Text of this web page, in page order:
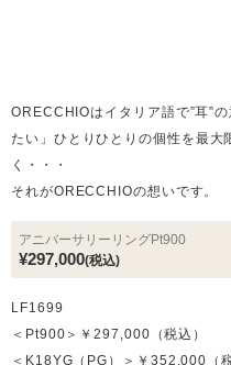
ORECCHIOはイタリア語で”耳”
たい」ひとりひとりの個性を最大
く・・・
それがORECCHIOの想いです。
アニバーサリーリングPt900
¥297,000(税込)
LF1699
＜Pt900＞￥297,000（税込）
＜K18YG（PG）＞￥352,000（税